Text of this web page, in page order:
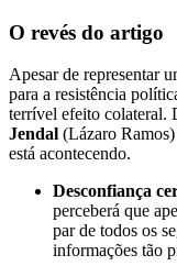
O revés do artigo
Apesar de representar
para a resistência
terrível efeito colateral.
Jendal (Lázaro
está acontecendo.
Desconfiança
perceberá que
par de todos os
informações tão